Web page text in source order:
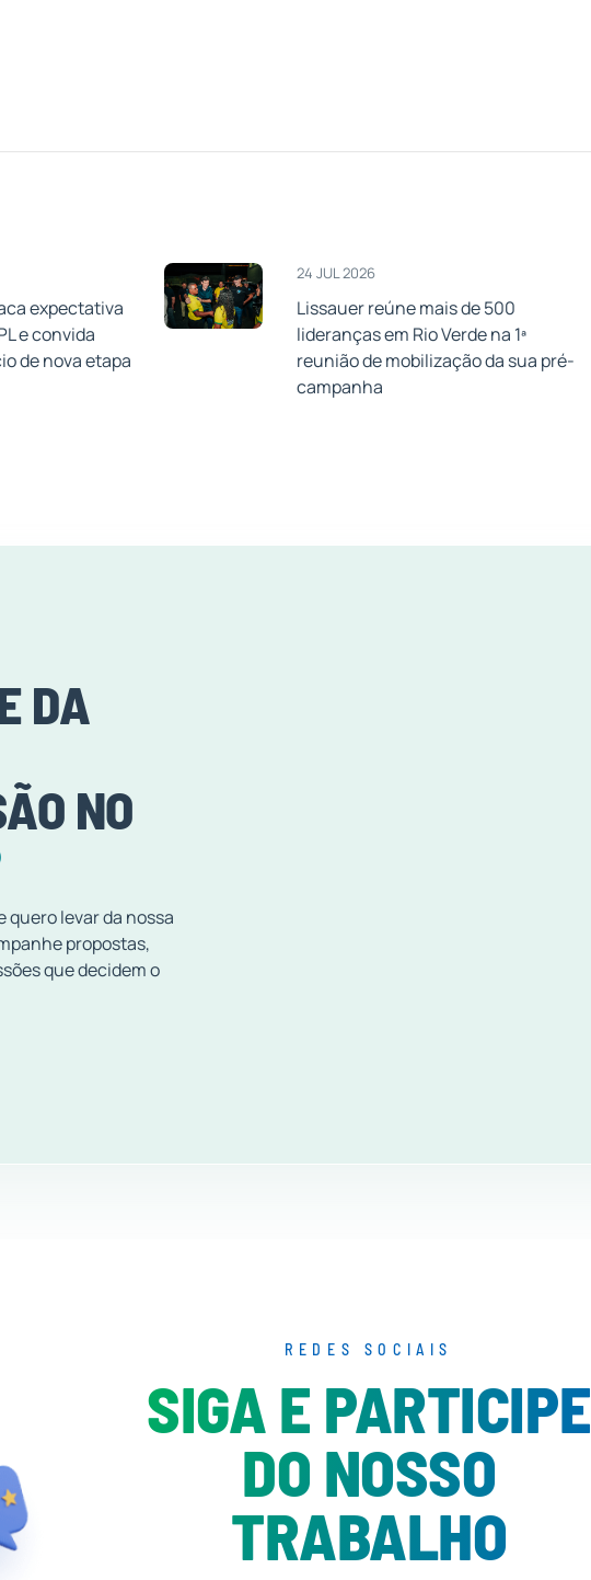
expectativa
e convida
de nova etapa
24 JUL 2026
Lissauer reúne mais de 500
lideranças em Rio Verde na 1ª
reunião de mobilização da sua pré-
campanha
DA
NO
quero levar da nossa
propostas,
que decidem o
REDES SOCIAIS
SIGA E PARTICIPE
DO NOSSO
TRABALHO